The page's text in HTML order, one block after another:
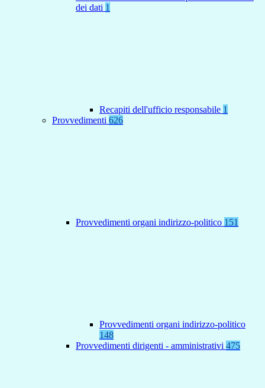
dei dati 1
Recapiti dell'ufficio responsabile 1
Provvedimenti 626
Provvedimenti organi indirizzo-politico 151
Provvedimenti organi indirizzo-politico
148
Provvedimenti dirigenti - amministrativi 475